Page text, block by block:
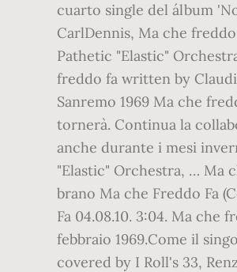
cuarto single del álbum
CarlDennis, Ma che
Pathetic "Elastic"
freddo fa written by
Sanremo 1969 Ma che
tornerà. Continua la
anche durante i mesi
"Elastic" Orchestra, … Ma
brano Ma che Freddo Fa
Fa 04.08.10. 3:04. Ma
febbraio 1969.Come il
covered by I Roll's 33,